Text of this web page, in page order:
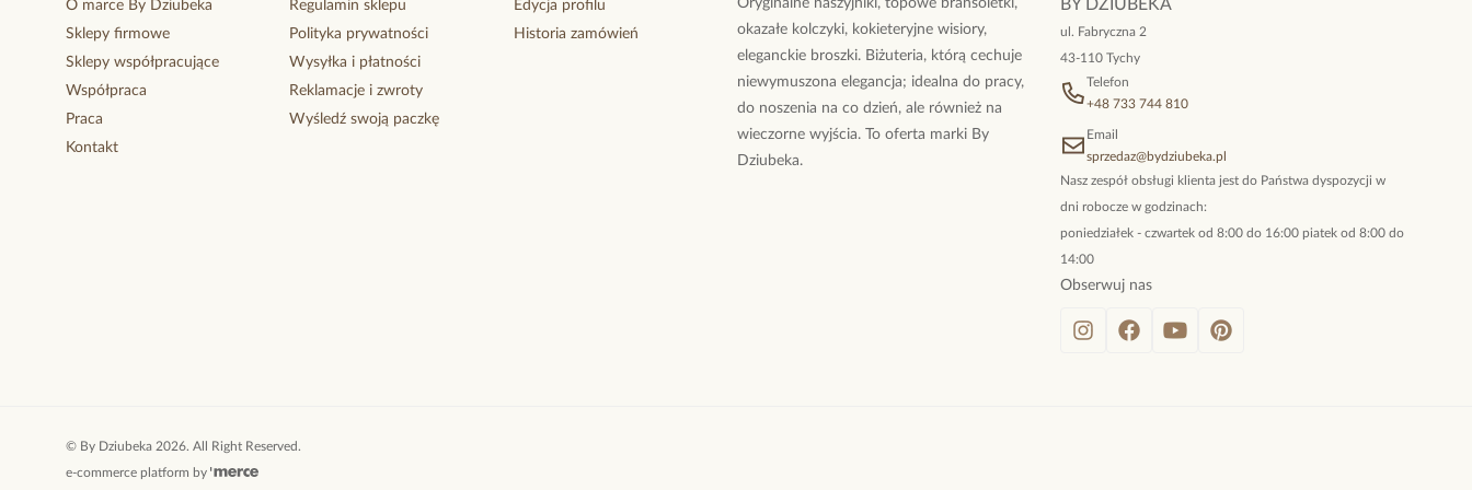
O marce By Dziubeka
Sklepy firmowe
Sklepy współpracujące
Współpraca
Praca
Kontakt
Regulamin sklepu
Polityka prywatności
Wysyłka i płatności
Reklamacje i zwroty
Wyśledź swoją paczkę
Edycja profilu
Historia zamówień
Oryginalne naszyjniki, topowe bransoletki,
okazałe kolczyki, kokieteryjne wisiory,
eleganckie broszki. Biżuteria, którą cechuje
niewymuszona elegancja; idealna do pracy,
do noszenia na co dzień, ale również na
wieczorne wyjścia. To oferta marki By
Dziubeka.
BY DZIUBEKA
ul. Fabryczna 2
43-110 Tychy
Telefon
+48 733 744 810
Email
sprzedaz@bydziubeka.pl
Nasz zespół obsługi klienta jest do Państwa dyspozycji w
dni robocze w godzinach:
poniedziałek - czwartek od 8:00 do 16:00 piatek od 8:00 do
14:00
Obserwuj nas
© By Dziubeka 2026. All Right Reserved.
e-commerce platform by